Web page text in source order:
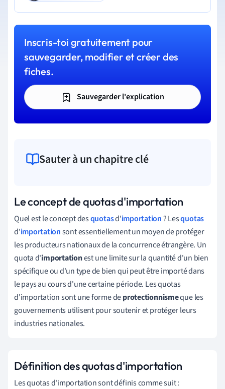
Inscris-toi gratuitement pour
sauvegarder, modifier et créer des
fiches.
Sauvegarder l'explication
Sauter à un chapitre clé
Le concept de quotas d'importation
Quel est le concept desquotasd'importation? Lesquotas
d'importationsont essentiellement un moyen de protéger
les producteurs nationaux de la concurrence étrangère. Un
quota d'importationest une limite sur la quantité d'un bien
spécifique ou d'un type de bien qui peut être importé dans
le pays au cours d'une certaine période. Les quotas
d'importation sont une forme deprotectionnismeque les
gouvernements utilisent pour soutenir et protéger leurs
industries nationales.
Définition des quotas d'importation
Les quotas d'importation sont définis comme suit :